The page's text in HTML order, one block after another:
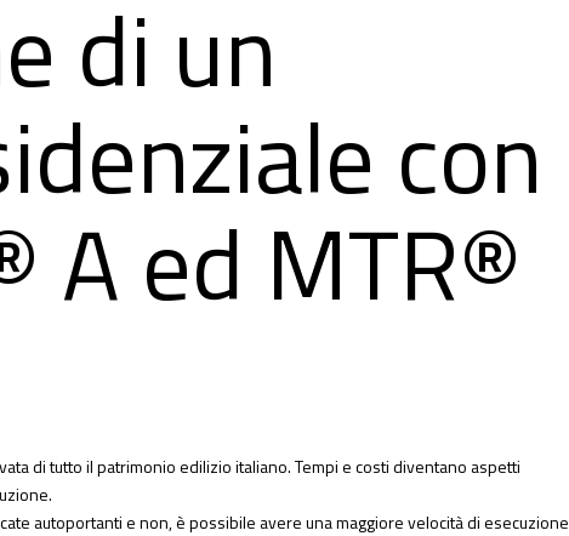
di un
con
A ed MTR®
di tutto il patrimonio edilizio italiano. Tempi e costi diventano aspetti
autoportanti e non, è possibile avere una maggiore velocità di esecuzione